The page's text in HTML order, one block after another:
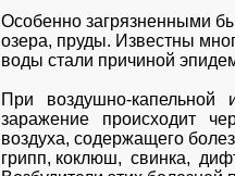
Особенно загрязненными
озера, пруды. Известны
воды стали причиной
При   воздушно-капельной
заражение   происходит
воздуха, содержащего
грипп, коклюш,  свинка,